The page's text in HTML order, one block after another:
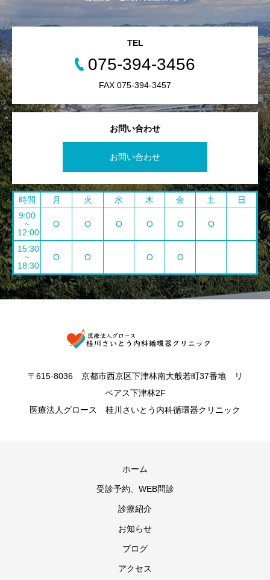
お問い合わせ
お問い合わせ
TEL
075-394-3456
FAX 075-394-3457
時間 月 火 水 木 金 土
日
9:00
~
12:00
O O O O O O
15:30
~
18:30
O O O O
〒615-8036 京都市西京区下津林南大般若町37番地 リ
ペアス下津林2F
医療法人グロース 桂川さいとう内科循環器クリニック
ホーム
受診予約、WEB問診
診療紹介
お知らせ
ブログ
アクセス